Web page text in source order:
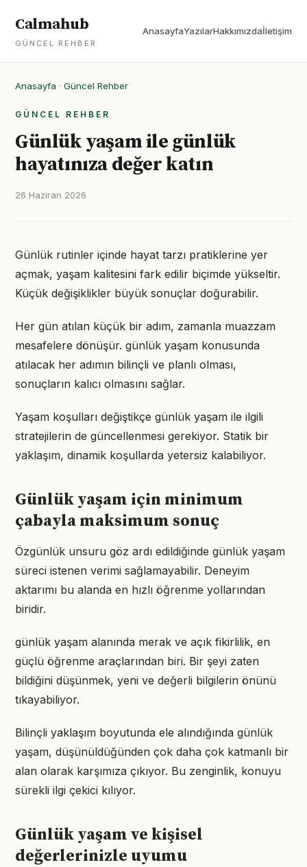
Calmahub
GÜNCEL REHBER
AnasayfaYazılarHakkımızdaİletişim
Anasayfa · Güncel Rehber
GÜNCEL REHBER
Günlük yaşam ile günlük
hayatınıza değer katın
26 Haziran 2026
Günlük rutinler içinde hayat tarzı pratiklerine yer
açmak, yaşam kalitesini fark edilir biçimde yükseltir.
Küçük değişiklikler büyük sonuçlar doğurabilir.
Her gün atılan küçük bir adım, zamanla muazzam
mesafelere dönüşür. günlük yaşam konusunda
atılacak her adımın bilinçli ve planlı olması,
sonuçların kalıcı olmasını sağlar.
Yaşam koşulları değiştikçe günlük yaşam ile ilgili
stratejilerin de güncellenmesi gerekiyor. Statik bir
yaklaşım, dinamik koşullarda yetersiz kalabiliyor.
Günlük yaşam için minimum
çabayla maksimum sonuç
Özgünlük unsuru göz ardı edildiğinde günlük yaşam
süreci istenen verimi sağlamayabilir. Deneyim
aktarımı bu alanda en hızlı öğrenme yollarından
biridir.
günlük yaşam alanında merak ve açık fikirlilik, en
güçlü öğrenme araçlarından biri. Bir şeyi zaten
bildiğini düşünmek, yeni ve değerli bilgilerin önünü
tıkayabiliyor.
Bilinçli yaklaşım boyutunda ele alındığında günlük
yaşam, düşünüldüğünden çok daha çok katmanlı bir
alan olarak karşımıza çıkıyor. Bu zenginlik, konuyu
sürekli ilgi çekici kılıyor.
Günlük yaşam ve kişisel
değerlerinizle uyumu